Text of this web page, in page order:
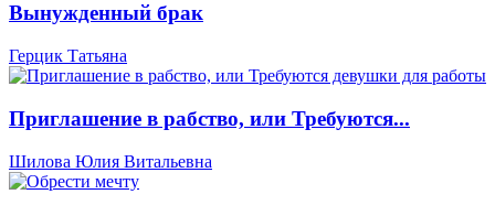
Вынужденный брак
Герцик Татьяна
Приглашение в рабство, или Требуются...
Шилова Юлия Витальевна